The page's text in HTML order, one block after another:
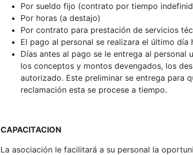
Por sueldo fijo (contrato por tiempo
Por horas (a destajo)
Por contrato para prestación de servicios
El pago al personal se realizara el último día
Días antes al pago se le entrega al personal
los conceptos y montos devengados, los
autorizado. Este preliminar se entrega para
reclamación esta se procese a tiempo.
CAPACITACION
La asociación le facilitará a su personal la